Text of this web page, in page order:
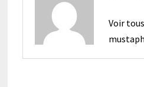
Voir